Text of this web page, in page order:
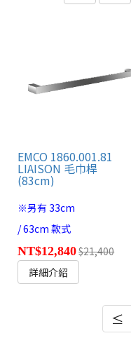
EMCO 1860.001.81
LIAISON 毛巾桿
(83cm)
※另有 33cm
/ 63cm 款式
NT$12,840$21,400
詳細介紹
≤